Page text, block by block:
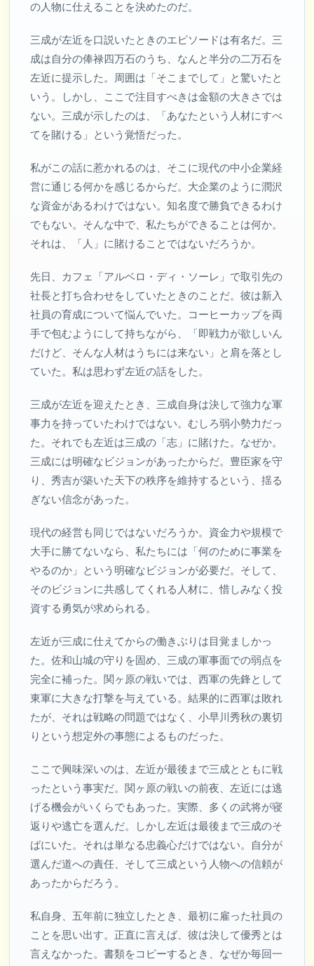
の人物に仕えることを決めたのだ。
三成が左近を口説いたときのエピソードは有名だ。三
成は自分の俸禄四万石のうち、なんと半分の二万石を
左近に提示した。周囲は「そこまでして」と驚いたと
いう。しかし、ここで注目すべきは金額の大きさでは
ない。三成が示したのは、「あなたという人材にすべ
てを賭ける」という覚悟だった。
私がこの話に惹かれるのは、そこに現代の中小企業経
営に通じる何かを感じるからだ。大企業のように潤沢
な資金があるわけではない。知名度で勝負できるわけ
でもない。そんな中で、私たちができることは何か。
それは、「人」に賭けることではないだろうか。
先日、カフェ「アルベロ・ディ・ソーレ」で取引先の
社長と打ち合わせをしていたときのことだ。彼は新入
社員の育成について悩んでいた。コーヒーカップを両
手で包むようにして持ちながら、「即戦力が欲しいん
だけど、そんな人材はうちには来ない」と肩を落とし
ていた。私は思わず左近の話をした。
三成が左近を迎えたとき、三成自身は決して強力な軍
事力を持っていたわけではない。むしろ弱小勢力だっ
た。それでも左近は三成の「志」に賭けた。なぜか。
三成には明確なビジョンがあったからだ。豊臣家を守
り、秀吉が築いた天下の秩序を維持するという、揺る
ぎない信念があった。
現代の経営も同じではないだろうか。資金力や規模で
大手に勝てないなら、私たちには「何のために事業を
やるのか」という明確なビジョンが必要だ。そして、
そのビジョンに共感してくれる人材に、惜しみなく投
資する勇気が求められる。
左近が三成に仕えてからの働きぶりは目覚ましかっ
た。佐和山城の守りを固め、三成の軍事面での弱点を
完全に補った。関ヶ原の戦いでは、西軍の先鋒として
東軍に大きな打撃を与えている。結果的に西軍は敗れ
たが、それは戦略の問題ではなく、小早川秀秋の裏切
りという想定外の事態によるものだった。
ここで興味深いのは、左近が最後まで三成とともに戦
ったという事実だ。関ヶ原の戦いの前夜、左近には逃
げる機会がいくらでもあった。実際、多くの武将が寝
返りや逃亡を選んだ。しかし左近は最後まで三成のそ
ばにいた。それは単なる忠義心だけではない。自分が
選んだ道への責任、そして三成という人物への信頼が
あったからだろう。
私自身、五年前に独立したとき、最初に雇った社員の
ことを思い出す。正直に言えば、彼は決して優秀とは
言えなかった。書類をコピーするとき、なぜか毎回一